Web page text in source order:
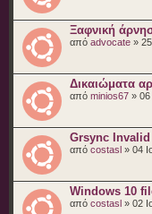
Ξαφνική
από advocate »
Δικαιώματα
από minios67 » 06
Grsync
από costasl » 04
Windows 10
από costasl » 02